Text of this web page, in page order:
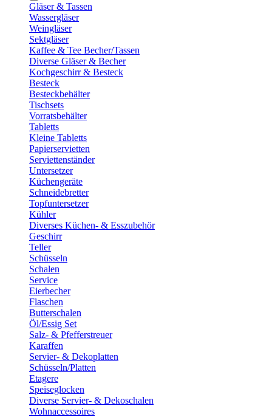
Gläser & Tassen
Wassergläser
Weingläser
Sektgläser
Kaffee & Tee Becher/Tassen
Diverse Gläser & Becher
Kochgeschirr & Besteck
Besteck
Besteckbehälter
Tischsets
Vorratsbehälter
Tabletts
Kleine Tabletts
Papierservietten
Serviettenständer
Untersetzer
Küchengeräte
Schneidebretter
Topfuntersetzer
Kühler
Diverses Küchen- & Esszubehör
Geschirr
Teller
Schüsseln
Schalen
Service
Eierbecher
Flaschen
Butterschalen
Öl/Essig Set
Salz- & Pfefferstreuer
Karaffen
Servier- & Dekoplatten
Schüsseln/Platten
Etagere
Speiseglocken
Diverse Servier- & Dekoschalen
Wohnaccessoires